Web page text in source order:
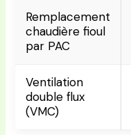
Remplacement
chaudière fioul
par PAC
Ventilation
double flux
(VMC)